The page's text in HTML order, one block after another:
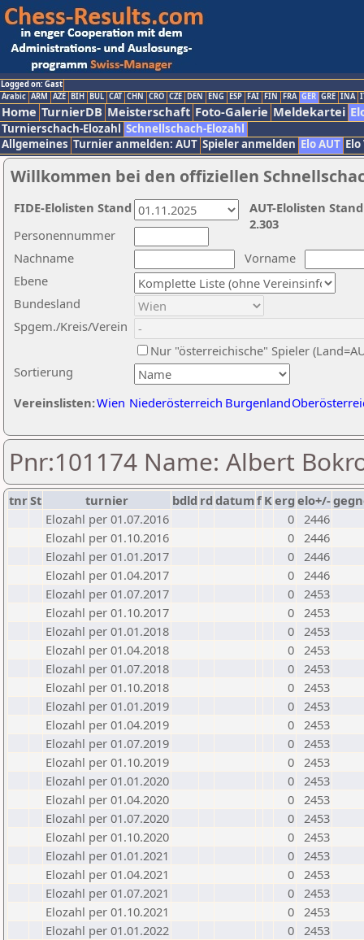
Logged on: Gast
Arabic ARM AZE BIH BUL CAT CHN CRO CZE DEN ENG ESP FAI FIN FRA GER GRE INA
Home TurnierDB Meisterschaft Foto-Galerie Meldekartei
Turnierschach-Elozahl Schnellschach-Elozahl
Allgemeines Turnier anmelden: AUT Spieler anmelden Elo AUT
Willkommen bei den offiziellen
Nachname
Vorname
Ebene
Sortierung
Personennummer
Bundesland
Spgem./Kreis/Verein
Nur "österreichische" Spieler
Vereinslisten:Wien Niederösterreich Burgenland
AUT-Elolisten
2.303
FIDE-Elolisten Stand
Pnr:101174 Name: Albert
tnrSt turnier bdld rd datumf Kerg elo+/-
Elozahl per 01.07.2016
0 2446
Elozahl per 01.10.2016
0 2446
Elozahl per 01.01.2017
0 2446
Elozahl per 01.04.2017
0 2446
Elozahl per 01.07.2017
0 2453
Elozahl per 01.10.2017
0 2453
Elozahl per 01.01.2018
0 2453
Elozahl per 01.04.2018
0 2453
Elozahl per 01.07.2018
0 2453
Elozahl per 01.10.2018
0 2453
Elozahl per 01.01.2019
0 2453
Elozahl per 01.04.2019
0 2453
Elozahl per 01.07.2019
0 2453
Elozahl per 01.10.2019
0 2453
Elozahl per 01.01.2020
0 2453
Elozahl per 01.04.2020
0 2453
Elozahl per 01.07.2020
0 2453
Elozahl per 01.10.2020
0 2453
Elozahl per 01.01.2021
0 2453
Elozahl per 01.04.2021
0 2453
Elozahl per 01.07.2021
0 2453
Elozahl per 01.10.2021
0 2453
Elozahl per 01.01.2022
0 2453